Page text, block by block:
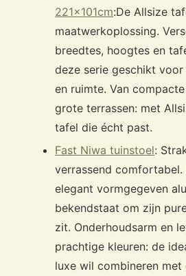
221x101cm:De Allsize
maatwerkoplossing.
breedtes, hoogtes en
deze serie geschikt
en ruimte. Van
grote terrassen: met
tafel die écht past.
Fast Niwa tuinstoel:
verrassend comfortabel.
elegant vormgegeven
bekendstaat om zijn
zit. Onderhoudsarm en
prachtige kleuren: de
luxe wil combineren met